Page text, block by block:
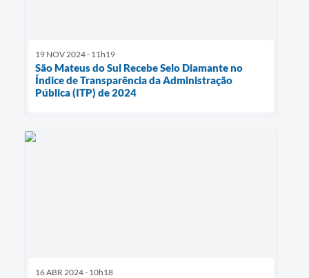
19 NOV 2024 - 11h19
São Mateus do Sul Recebe Selo Diamante no
Índice de Transparência da Administração
Pública (ITP) de 2024
16 ABR 2024 - 10h18